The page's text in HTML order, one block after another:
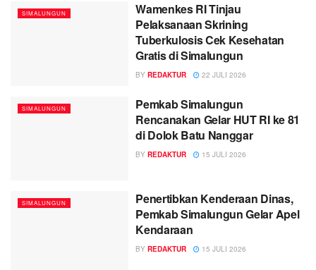
SIMALUNGUN
Wamenkes RI Tinjau
Pelaksanaan Skrining
Tuberkulosis Cek Kesehatan
Gratis di Simalungun
BY REDAKTUR 22 JULI 2026
SIMALUNGUN
Pemkab Simalungun
Rencanakan Gelar HUT RI ke 81
di Dolok Batu Nanggar
BY REDAKTUR 15 JULI 2026
SIMALUNGUN
Penertibkan Kenderaan Dinas,
Pemkab Simalungun Gelar Apel
Kendaraan
BY REDAKTUR 15 JULI 2026